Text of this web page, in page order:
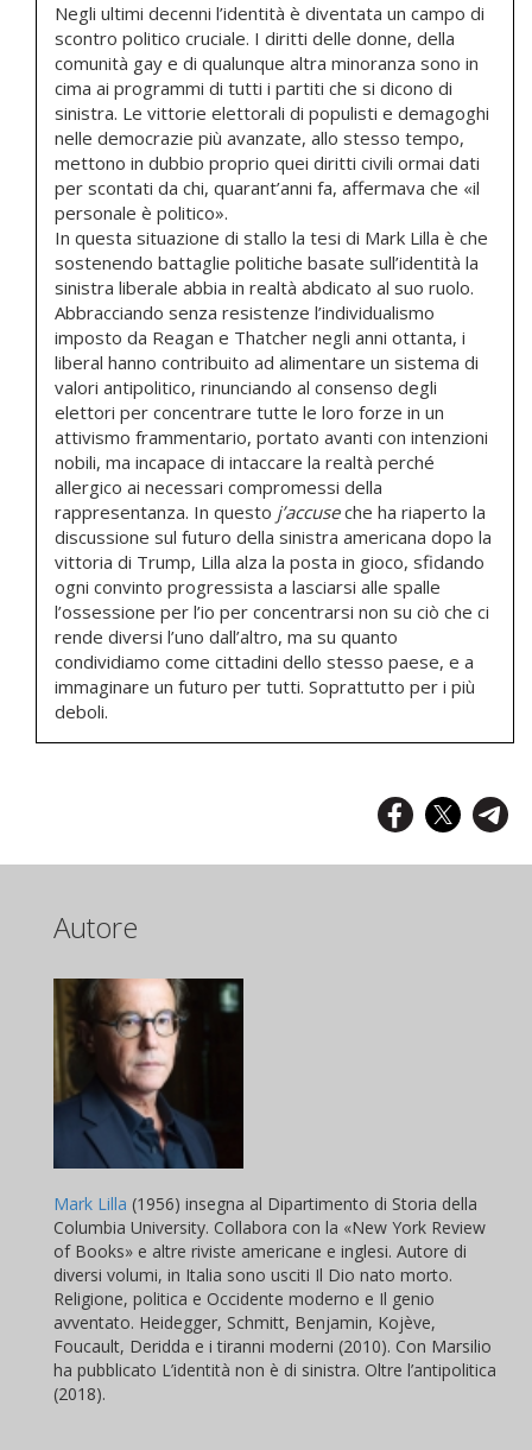
Negli ultimi decenni l’identità è diventata un campo di
scontro politico cruciale. I diritti delle donne, della
comunità gay e di qualunque altra minoranza sono in
cima ai programmi di tutti i partiti che si dicono di
sinistra. Le vittorie elettorali di populisti e demagoghi
nelle democrazie più avanzate, allo stesso tempo,
mettono in dubbio proprio quei diritti civili ormai dati
per scontati da chi, quarant’anni fa, affermava che «il
personale è politico».
In questa situazione di stallo la tesi di Mark Lilla è che
sostenendo battaglie politiche basate sull’identità la
sinistra liberale abbia in realtà abdicato al suo ruolo.
Abbracciando senza resistenze l’individualismo
imposto da Reagan e Thatcher negli anni ottanta, i
liberal hanno contribuito ad alimentare un sistema di
valori antipolitico, rinunciando al consenso degli
elettori per concentrare tutte le loro forze in un
attivismo frammentario, portato avanti con intenzioni
nobili, ma incapace di intaccare la realtà perché
allergico ai necessari compromessi della
rappresentanza. In questo j’accuseche ha riaperto la
discussione sul futuro della sinistra americana dopo la
vittoria di Trump, Lilla alza la posta in gioco, sfidando
ogni convinto progressista a lasciarsi alle spalle
l’ossessione per l’io per concentrarsi non su ciò che ci
rende diversi l’uno dall’altro, ma su quanto
condividiamo come cittadini dello stesso paese, e a
immaginare un futuro per tutti. Soprattutto per i più
deboli.
Autore
Mark Lilla (1956) insegna al Dipartimento di Storia della
Columbia University. Collabora con la «New York Review
of Books» e altre riviste americane e inglesi. Autore di
diversi volumi, in Italia sono usciti Il Dio nato morto.
Religione, politica e Occidente moderno e Il genio
avventato. Heidegger, Schmitt, Benjamin, Kojève,
Foucault, Deridda e i tiranni moderni (2010). Con Marsilio
ha pubblicato L’identità non è di sinistra. Oltre l’antipolitica
(2018).